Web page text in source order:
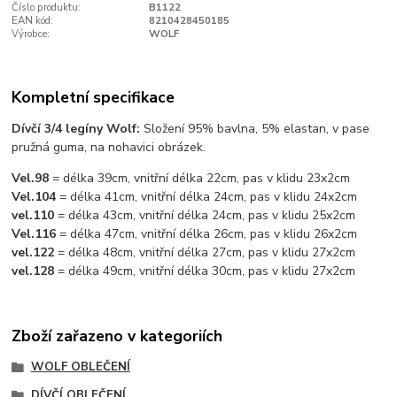
Číslo produktu:
B1122
EAN kód:
8210428450185
Výrobce:
WOLF
Kompletní specifikace
Dívčí 3/4 legíny Wolf:Složení 95% bavlna, 5% elastan, v pase
pružná guma, na nohavici obrázek.
Vel.98= délka 39cm, vnitřní délka 22cm, pas v klidu 23x2cm
Vel.104 = délka 41cm, vnitřní délka 24cm, pas v klidu 24x2cm
vel.110 = délka 43cm, vnitřní délka 24cm, pas v klidu 25x2cm
Vel.116= délka 47cm, vnitřní délka 26cm, pas v klidu 26x2cm
vel.122= délka 48cm, vnitřní délka 27cm, pas v klidu 27x2cm
vel.128= délka 49cm, vnitřní délka 30cm, pas v klidu 27x2cm
Zboží zařazeno v kategoriích
WOLF OBLEČENÍ